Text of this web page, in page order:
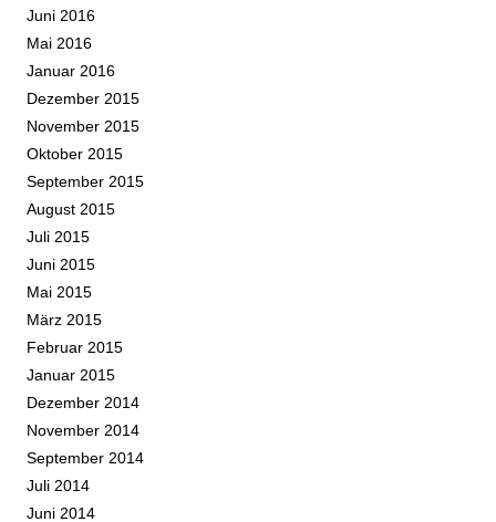
Juni 2016
Mai 2016
Januar 2016
Dezember 2015
November 2015
Oktober 2015
September 2015
August 2015
Juli 2015
Juni 2015
Mai 2015
März 2015
Februar 2015
Januar 2015
Dezember 2014
November 2014
September 2014
Juli 2014
Juni 2014